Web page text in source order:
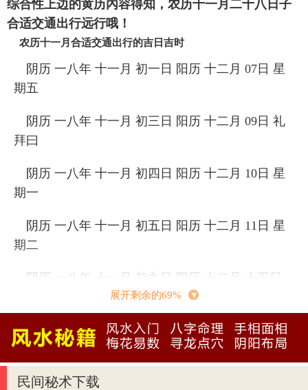
综合性上边的黄历內容得知，农历十一月二十八日子
合适交通出行远行哦！
农历十一月合适交通出行的吉日吉时
阴历 一八年 十一月 初一日 阳历 十二月 07日 星
期五
阴历 一八年 十一月 初三日 阳历 十二月 09日 礼
拜曰
阴历 一八年 十一月 初四日 阳历 十二月 10日 星
期一
阴历 一八年 十一月 初五日 阳历 十二月 11日 星
期二
阴历 一八年 十一月 初九日 阳历 十二月 十五日
阴历 一八年 十一月 十一日 阳历 十二月 17日 星
期一
阴历 一八年 十一月 十二日 阳历 十二月 18日 星
展开剩余的69%
民间秘术下载